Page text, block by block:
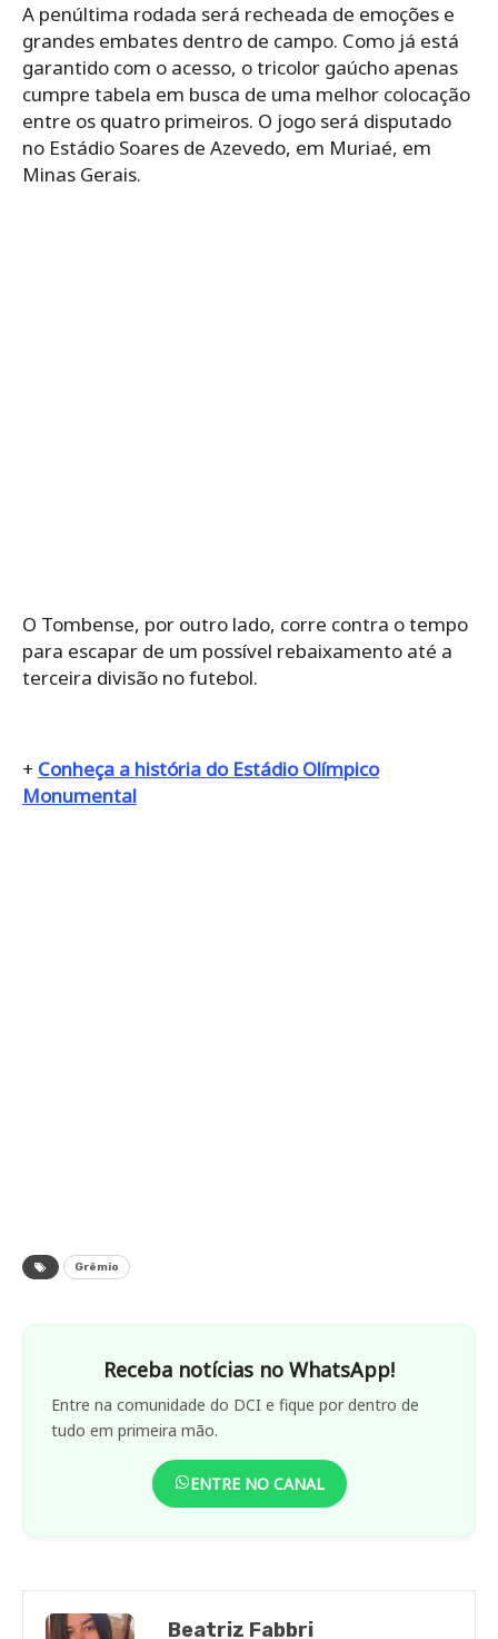
A penúltima rodada será recheada de emoções e
grandes embates dentro de campo. Como já está
garantido com o acesso, o tricolor gaúcho apenas
cumpre tabela em busca de uma melhor colocação
entre os quatro primeiros. O jogo será disputado
no Estádio Soares de Azevedo, em Muriaé, em
Minas Gerais.
O Tombense, por outro lado, corre contra o tempo
para escapar de um possível rebaixamento até a
terceira divisão no futebol.
+ Conheça a história do Estádio Olímpico
Monumental
Grêmio
Receba notícias no WhatsApp!
Entre na comunidade do DCI e fique por dentro de
tudo em primeira mão.
ENTRE NO CANAL
Beatriz Fabbri